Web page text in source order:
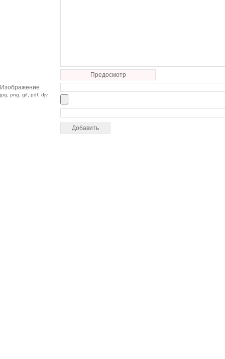
Предосмотр
Изображение
jpg, png, gif, pdf, djv